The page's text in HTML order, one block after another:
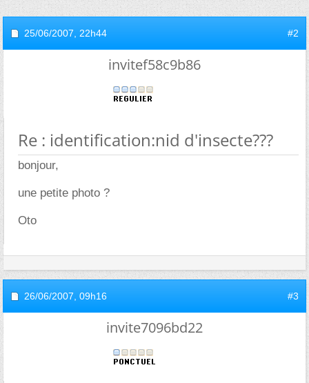
25/06/2007, 22h44 #2
invitef58c9b86
Re : identification:nid d'insecte???
bonjour,
une petite photo ?
Oto
26/06/2007, 09h16 #3
invite7096bd22